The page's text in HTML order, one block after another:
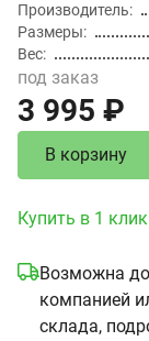
Производитель
Размеры
Вес
под заказ
3 995 ₽
В корзину
Купить в 1 клик
Возможна
компанией
склада,